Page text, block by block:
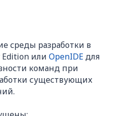
среды разработки в
Edition или OpenIDE для
команд при
существующих